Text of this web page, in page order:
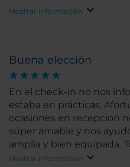
Mostrar información
Buena elección
En el check-in no nos
estaba en prácticas.
ocasiones en recepcion
súper amable y nos
amplia y bien equipada.
Mostrar información